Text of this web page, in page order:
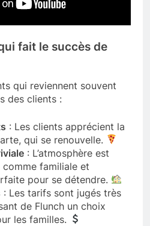
fait le succès de
qui reviennent souvent
des clients :
: Les clients apprécient la
qui se renouvelle.
: L’atmosphère est
familiale et
pour se détendre.
: Les tarifs sont jugés très
de Flunch un choix
les familles.